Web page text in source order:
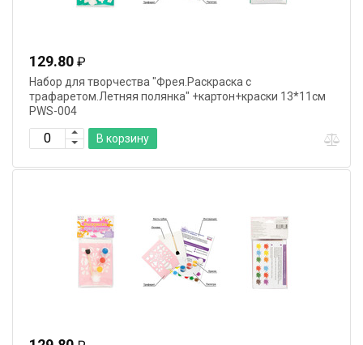
129.80 ₽
Набор для творчества "Фрея.Раскраска с
трафаретом.Летняя полянка" +картон+краски 13*11см
PWS-004
В корзину